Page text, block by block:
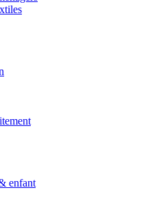
enfant